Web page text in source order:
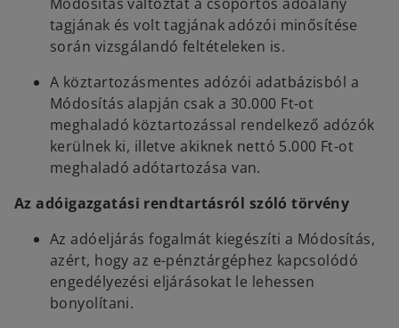
tagjának és volt tagjának adózói minősítése
során vizsgálandó feltételeken is.
A köztartozásmentes adózói adatbázisból a
Módosítás alapján csak a 30.000 Ft-ot
meghaladó köztartozással rendelkező adózók
kerülnek ki, illetve akiknek nettó 5.000 Ft-ot
meghaladó adótartozása van.
Az adóigazgatási rendtartásról szóló törvény
Az adóeljárás fogalmát kiegészíti a Módosítás,
azért, hogy az e-pénztárgéphez kapcsolódó
engedélyezési eljárásokat le lehessen
bonyolítani.